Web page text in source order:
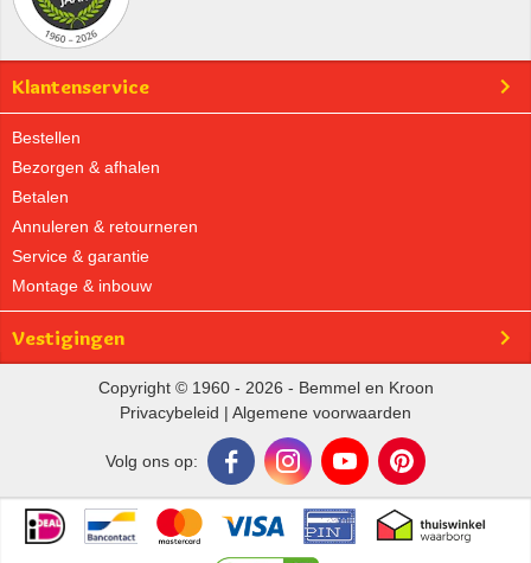
Klantenservice
Bestellen
Bezorgen & afhalen
Betalen
Annuleren & retourneren
Service & garantie
Montage & inbouw
Vestigingen
Copyright © 1960 - 2026 - Bemmel en Kroon
Privacybeleid | Algemene voorwaarden
Volg ons op: